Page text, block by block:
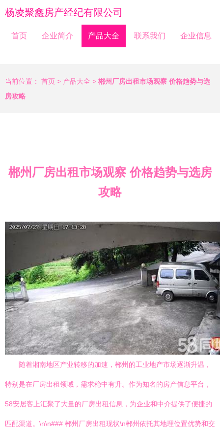
杨凌聚鑫房产经纪有限公司
首页 企业简介 产品大全 联系我们 企业信息
当前位置： 首页 > 产品大全 > 郴州厂房出租市场观察 价格趋势与选
房攻略
郴州厂房出租市场观察 价格趋势与选房
攻略
随着湘南地区产业转移的加速，郴州的工业地产市场逐渐升温，
特别是在厂房出租领域，需求稳中有升。作为知名的房产信息平台，
58安居客上汇聚了大量的厂房出租信息，为企业和中介提供了便捷的
匹配渠道。\n\n### 郴州厂房出租现状\n郴州依托其地理位置优势和交